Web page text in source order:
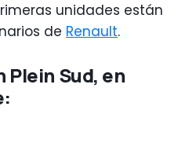
unidades están
de Renault.
Plein Sud, en